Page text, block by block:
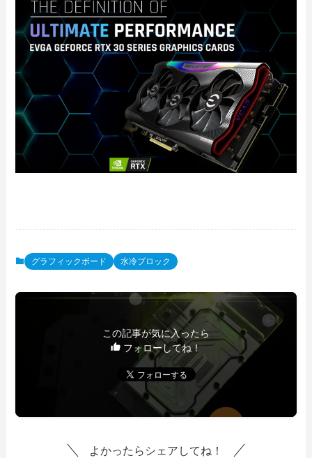
グラフィックボード 水冷ブロック
この記事が気に入ったら
フォローしてね！
よかったらシェアしてね！